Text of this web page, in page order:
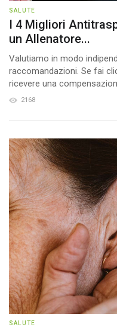
SALUTE
I 4 Migliori
un Allenatore...
Valutiamo in modo
raccomandazioni. Se fai
ricevere una
2168
SALUTE